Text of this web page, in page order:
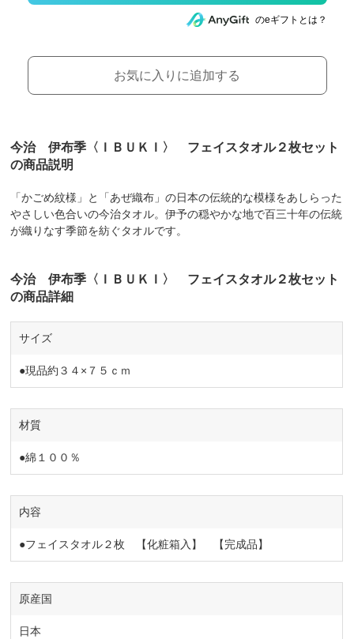
のeギフトとは？
お気に入りに追加する
今治 伊布季〈ＩＢＵＫＩ〉 フェイスタオル２枚セット
の商品説明
「かごめ紋様」と「あぜ織布」の日本の伝統的な模様をあしらった
やさしい色合いの今治タオル。伊予の穏やかな地で百三十年の伝統
が織りなす季節を紡ぐタオルです。
今治 伊布季〈ＩＢＵＫＩ〉 フェイスタオル２枚セット
の商品詳細
サイズ
●現品約３４×７５ｃｍ
材質
●綿１００％
内容
●フェイスタオル２枚 【化粧箱入】 【完成品】
原産国
日本